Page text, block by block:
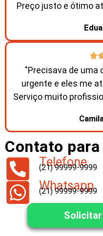
Preço justo e ótimo
"Precisava de uma
urgente e eles me
Serviço muito
Contato
Telefone
(21) 99999-9999
Whatsapp
(21) 99999-9999